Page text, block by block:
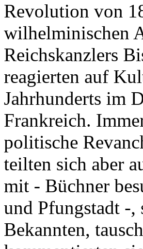
Revolution von
wilhelminischen
Reichskanzlers
reagierten auf
Jahrhunderts im
Frankreich.
politische
teilten sich aber
mit - Büchner
und Pfungstadt -,
Bekannten,